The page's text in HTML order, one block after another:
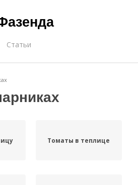
Статьи
Томаты в теплице